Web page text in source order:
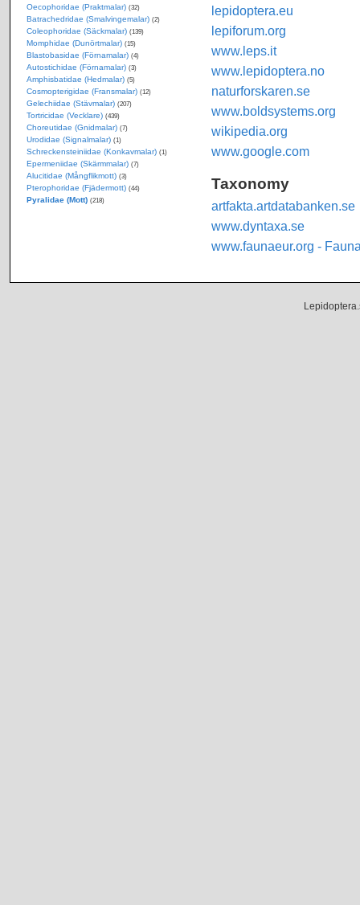
lepidoptera.eu
lepiforum.org
www.leps.it
www.lepidoptera.no
naturforskaren.se
www.boldsystems.org
wikipedia.org
www.google.com
Taxonomy
artfakta.artdatabanken.se
www.dyntaxa.se
www.faunaeur.org -
Oecophoridae (Praktmalar) (32)
Batrachedridae (Smalvingemalar) (2)
Coleophoridae (Säckmalar) (139)
Momphidae (Dunörtmalar) (15)
Blastobasidae (Förnamalar) (4)
Autostichidae (Förnamalar) (3)
Amphisbatidae (Hedmalar) (5)
Cosmopterigidae (Fransmalar) (12)
Gelechiidae (Stävmalar) (207)
Tortricidae (Vecklare) (439)
Choreutidae (Gnidmalar) (7)
Urodidae (Signalmalar) (1)
Schreckensteiniidae (Konkavmalar) (1)
Epermeniidae (Skärmmalar) (7)
Alucitidae (Mångflikmott) (3)
Pterophoridae (Fjädermott) (44)
Pyralidae (Mott) (218)